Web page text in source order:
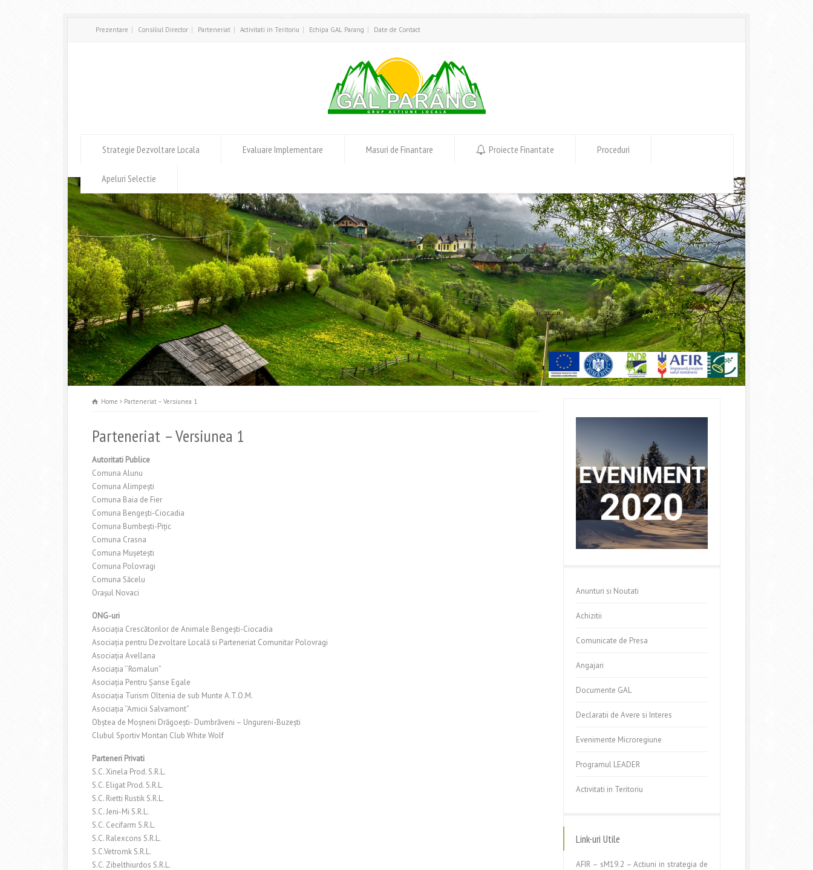
Prezentare Consiliul Director Parteneriat Activitati in Teritoriu Echipa GAL Parang Date de Contact
Strategie Dezvoltare Locala Evaluare Implementare Masuri de Finantare Proiecte Finantate Proceduri
Apeluri Selectie
Home Parteneriat – Versiunea 1
Parteneriat – Versiunea 1
Autoritati Publice
Comuna Alunu
Comuna Alimpeşti
Comuna Baia de Fier
Comuna Bengeşti-Ciocadia
Comuna Bumbeşti-Piţic
Comuna Crasna
Comuna Muşeteşti
Comuna Polovragi
Comuna Săcelu
Oraşul Novaci
ONG-uri
Asociaţia Crescătorilor de Animale Bengeşti-Ciocadia
Asociaţia pentru Dezvoltare Locală si Parteneriat Comunitar Polovragi
Asociaţia Avellana
Asociaţia ’’Romalun”
Asociaţia Pentru Şanse Egale
Asociaţia Turism Oltenia de sub Munte A.T.O.M.
Asociaţia ’’Amicii Salvamont”
Obştea de Moşneni Drăgoeşti- Dumbrăveni – Ungureni-Buzeşti
Clubul Sportiv Montan Club White Wolf
Parteneri Privati
S.C. Xinela Prod. S.R.L.
S.C. Eligat Prod. S.R.L.
S.C. Rietti Rustik S.R.L.
S.C. Jeni-Mi S.R.L.
S.C. Cecifarm S.R.L.
S.C. Ralexcons S.R.L.
S.C.Vetromk S.R.L.
S.C. Zibelthiurdos S.R.L.
Anunturi si Noutati
Achizitii
Comunicate de Presa
Angajari
Documente GAL
Declaratii de Avere si Interes
Evenimente Microregiune
Programul LEADER
Activitati in Teritoriu
Link-uri Utile
AFIR – sM19.2 – Actiuni in strategia de